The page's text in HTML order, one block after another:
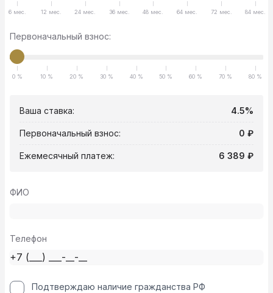
6 мес. 12 мес. 24 мес. 36 мес. 48 мес. 64 мес. 72 мес. 84 мес.
Первоначальный взнос:
0 % 10 % 20 % 30 % 40 % 50 % 60 % 70 % 80 %
Ваша ставка: 4.5%
Первоначальный взнос: 0 ₽
Ежемесячный платеж: 6 389 ₽
ФИО
Телефон
Подтверждаю наличие гражданства РФ